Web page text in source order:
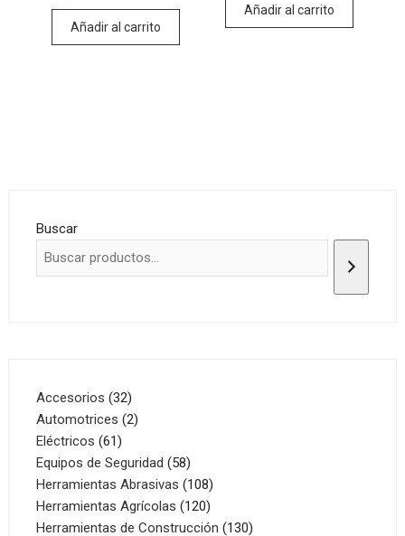
Añadir al carrito
Añadir al carrito
Buscar
Accesorios 3232
productos
Automotrices 22
Eléctricos 6161
productos
Equipos de Seguridad 5858
productos
Herramientas Abrasivas 108108
productos
Herramientas Agrícolas 120120
productos
Herramientas de Construcción 130130